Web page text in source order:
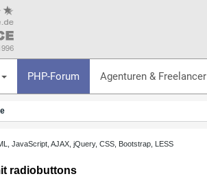
PHP-Forum Agenturen & Freelancer
JavaScript, AJAX, jQuery, CSS, Bootstrap, LESS
radiobuttons